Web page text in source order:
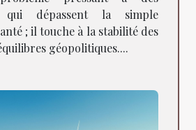
qui dépassent la simple
; il touche à la stabilité des
géopolitiques....